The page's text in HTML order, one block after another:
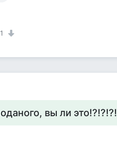
1
вы ли это!?!?!?!